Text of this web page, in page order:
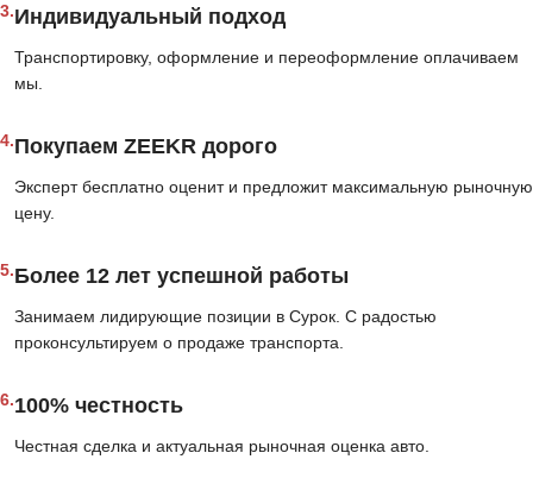
3.Индивидуальный подход
Транспортировку, оформление и переоформление оплачиваем
мы.
4.Покупаем ZEEKR дорого
Эксперт бесплатно оценит и предложит максимальную рыночную
цену.
5.Более 12 лет успешной работы
Занимаем лидирующие позиции в Сурок. С радостью
проконсультируем о продаже транспорта.
6.100% честность
Честная сделка и актуальная рыночная оценка авто.